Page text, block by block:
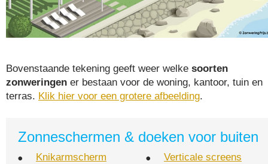
Bovenstaande tekening geeft weer welke soorten
zonweringen er bestaan voor de woning, kantoor, tuin en
terras. Klik hier voor een grotere afbeelding.
Zonneschermen & doeken voor buiten
Knikarmscherm
Verticale screens